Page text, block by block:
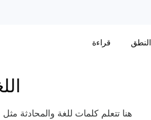
النطق قراءة
هنا تتعلم كلمات للغة والمحادثة